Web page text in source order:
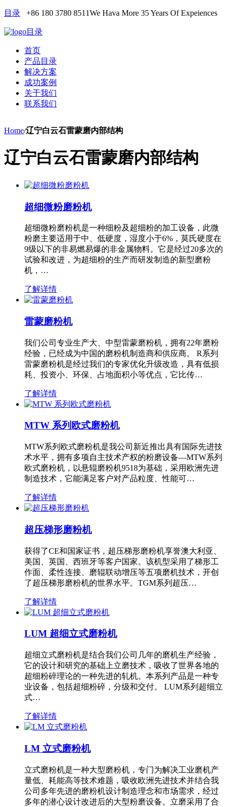
目录 +86 180 3780 8511We Hava More 35 Years Of Expeiences
目录
首页
产品目录
解决方案
成功案例
关于我们
联系我们
Home/辽宁白云石雷蒙磨内部结构
辽宁白云石雷蒙磨内部结构
超细微粉磨粉机
超细微粉磨粉机是一种细粉及超细粉的加工设备，此微
粉磨主要适用于中、低硬度，湿度小于6%，莫氏硬度在
9级以下的非易燃易爆的非金属物料。它是经过20多次的
试验和改进，为超细粉的生产而研发制造的新型磨粉
机，…
了解详情
雷蒙磨粉机
我们公司专业生产大、中型雷蒙磨粉机，拥有22年磨粉
经验，已经成为中国的磨粉机制造商和供应商。 R系列
雷蒙磨粉机是经过我们的专家优化升级改造，具有低损
耗、投资小、环保、占地面积小等优点，它比传…
了解详情
MTW 系列欧式磨粉机
MTW系列欧式磨粉机是我公司新近推出具有国际先进技
术水平，拥有多项自主技术产权的粉磨设备—MTW系列
欧式磨粉机，以悬辊磨粉机9518为基础，采用欧洲先进
制造技术，它能满足客户对产品粒度、性能可…
了解详情
超压梯形磨粉机
获得了CE和国家证书，超压梯形磨粉机享誉澳大利亚、
美国、英国、西班牙等客户国家。该机型采用了梯形工
作面、柔性连接、磨辊联动增压等五项磨机技术，开创
了超压梯形磨粉机的世界水平。TGM系列超压…
了解详情
LUM 超细立式磨粉机
超细立式磨粉机是结合我们公司几年的磨机生产经验，
它的设计和研究的基础上立磨技术，吸收了世界各地的
超细粉碎理论的一种先进的轧机。本系列产品是一种专
业设备，包括超细粉碎，分级和交付。 LUM系列超细立
式…
了解详情
LM 立式磨粉机
立式磨粉机是一种大型磨粉机，专门为解决工业磨机产
量低、耗能高等技术难题，吸收欧洲先进技术并结合我
公司多年先进的磨粉机设计制造理念和市场需求，经过
多年的潜心设计改进后的大型粉磨设备。立磨采用了合